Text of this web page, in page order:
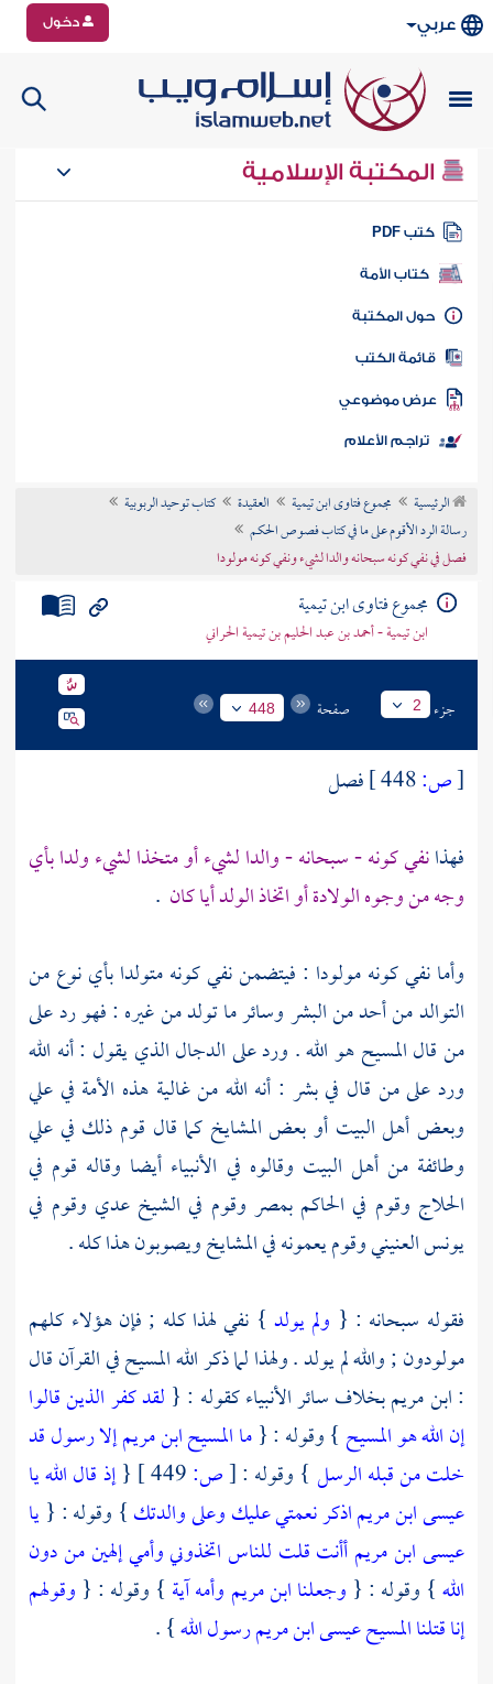
عربي دخول
المكتبة الإسلامية
كتب PDF
كتاب الأمة
المكتبة
الكتب
موضوعي
تراجم الأعلام
الرئيسية مجموع فتاوى ابن تيمية العقيدة
كتاب توحيد الربوبية
رسالة الرد الأقوم على ما في كتاب فصوص الحكم
فصل في نفي كونه سبحانه والدا لشيء ونفي كونه مولودا
مجموع فتاوى ابن تيمية
ابن تيمية - أحمد بن عبد الحليم بن تيمية الحراني
جزء 2 صفحة 448
[ص:
فصل
فهذانفي كونه - سبحانه - والدا لشيء أو متخذا لشيء ولدا بأي
وجه من وجوه الولادة أو اتخاذ الولد أيا كان .
وأما نفي كونه مولودا : فيتضمن نفي كونه متولدا بأي نوع من
التوالد من أحد من البشر وسائر ما تولد من غيره : فهو رد على
من قالالمسيحهو الله . ورد علىالدجالالذي يقول : أنه الله
ورد على من قال في بشر : أنه الله من غالية هذه الأمة في علي
وبعضأهل البيتأو بعض المشايخ كما قال قوم ذلك فيعلي
وطائفة منأهل البيت وقالوه في الأنبياء أيضا وقاله قوم في
الحلاج وقوم في الحاكمبمصر وقوم في الشيخ عدي وقوم في
يونس العنينيوقوم يعمونه في المشايخ ويصوبون هذا كله .
فقوله سبحانه : { ولم يولد } نفي لهذا كله ; فإن هؤلاء كلهم
مولودون ; والله لم يولد . ولهذا لما ذكر اللهالمسيحفي القرآن قال
:ابن مريمبخلاف سائر الأنبياء كقوله : { لقد كفر الذين قالوا
إن الله هو المسيح } وقوله : {ما المسيح ابن مريم إلا رسول قد
خلت من قبله الرسل } وقوله :[ص: {إذ قال الله يا
عيسى ابن مريم اذكر نعمتي عليك وعلى والدتك} وقوله : {يا
عيسى ابن مريم أأنت قلت للناس اتخذوني وأمي إلهين من دون
الله} وقوله : { وجعلنا ابن مريم وأمه آية } وقوله : { وقولهم
إنا قتلنا المسيح عيسى ابن مريم رسول الله} .